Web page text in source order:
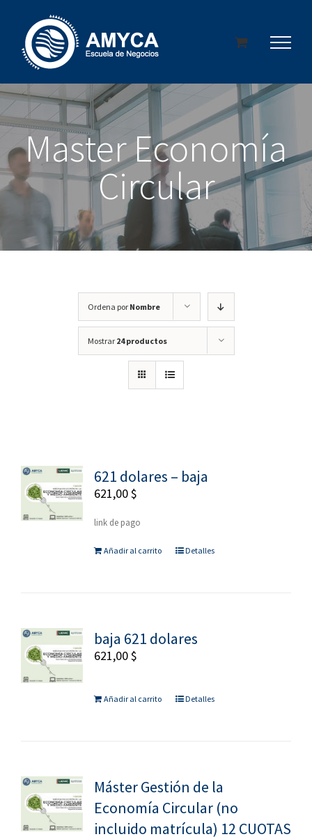
contenido
Master Economía
Circular
Ordena por Nombre
Mostrar 24 productos
621 dolares – baja
621,00$
link de pago
Añadir al carrito Detalles
baja 621 dolares
621,00$
Añadir al carrito Detalles
Máster Gestión de la
Economía Circular (no
incluido matrícula) 12 CUOTAS